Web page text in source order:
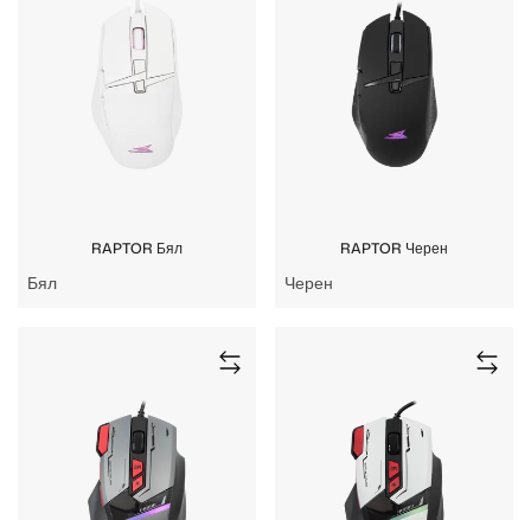
RAPTOR Бял
Бял
RAPTOR Черен
Черен